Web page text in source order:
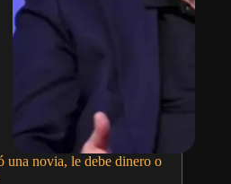
una novia, le debe dinero o